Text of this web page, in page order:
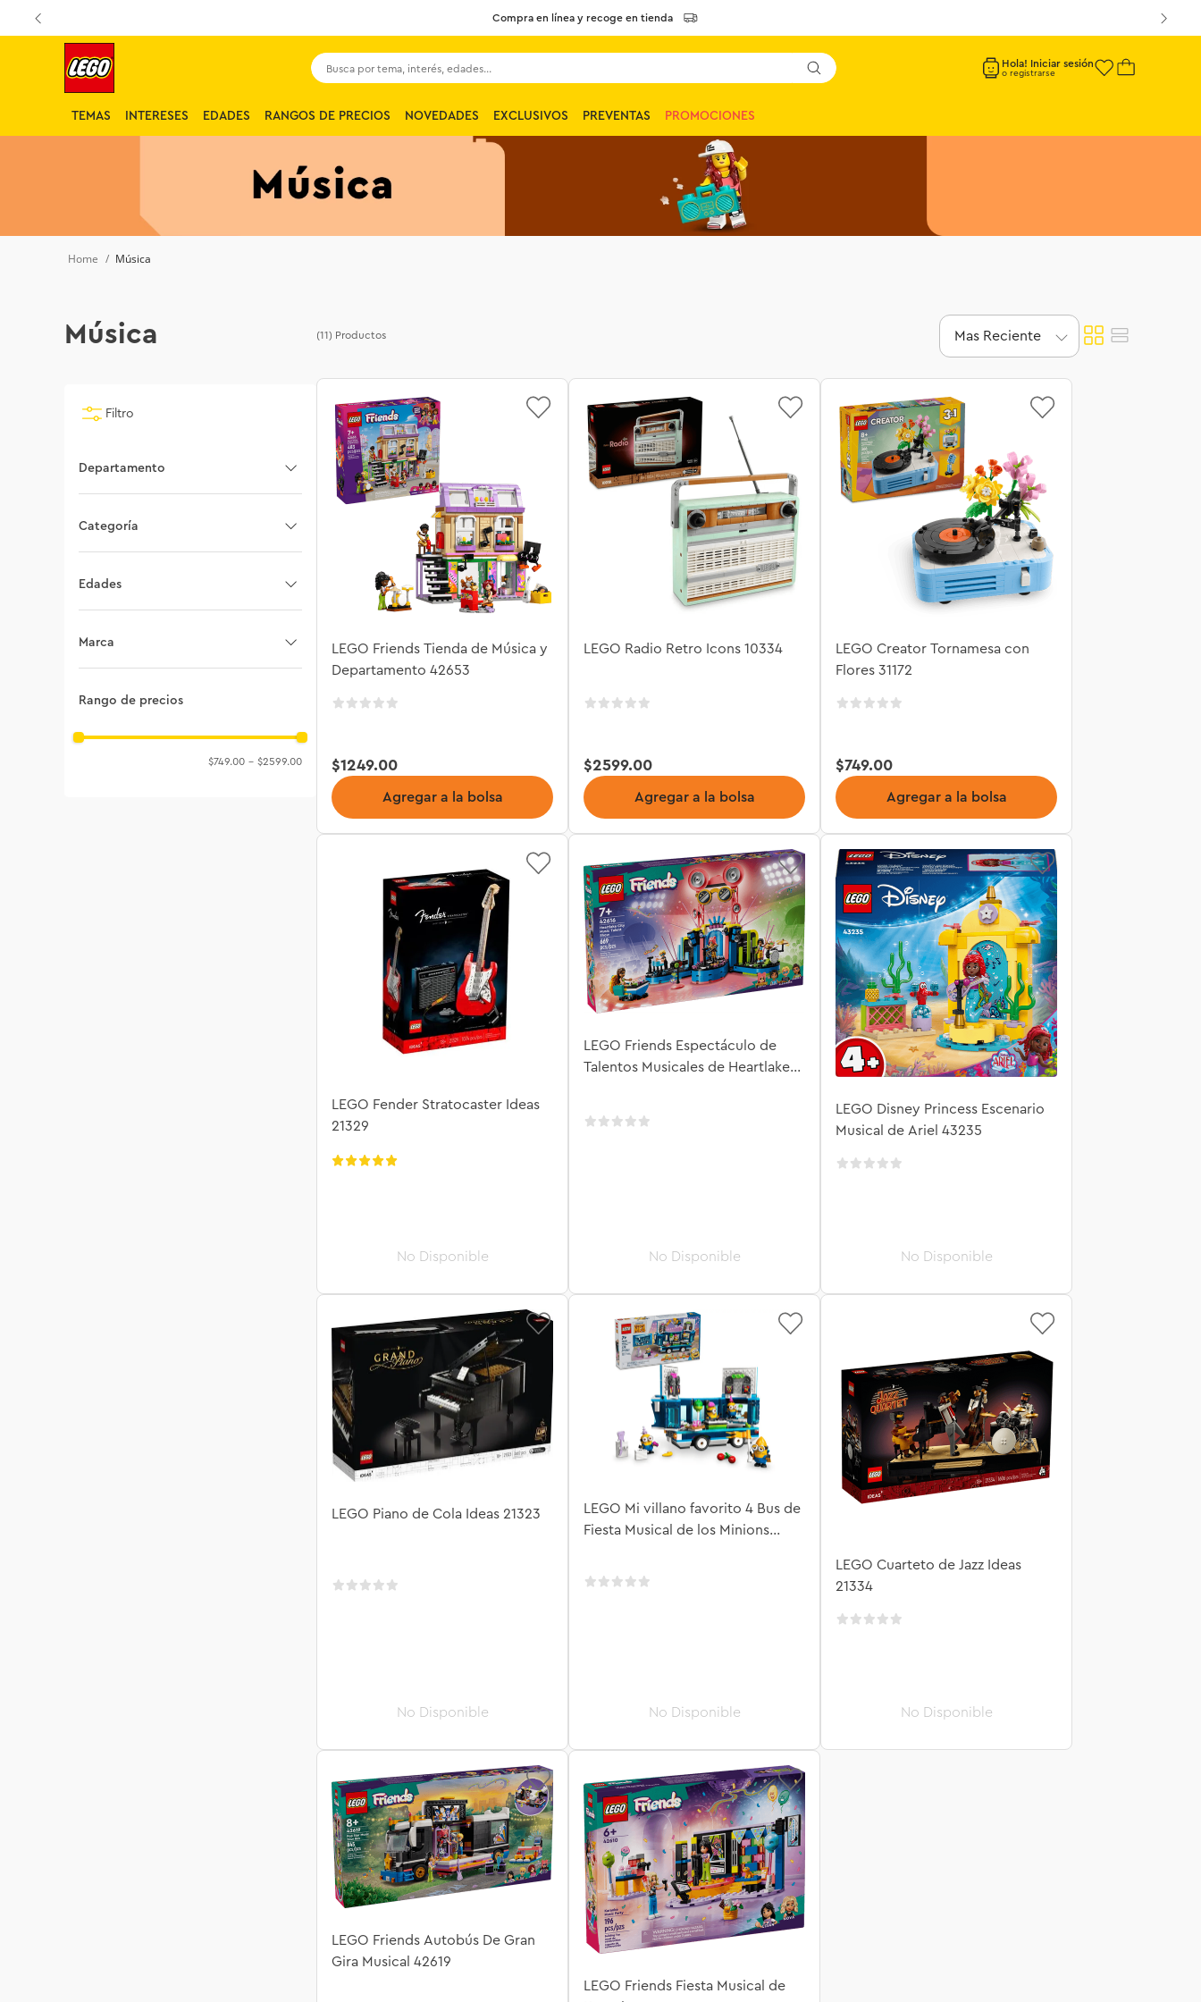
Compra en línea y recoge en tienda
Busca por tema, interés, edades... Hola! Iniciar sesión
TEMAS INTERESES EDADES RANGOS DE PRECIOS NOVEDADES EXCLUSIVOS PREVENTAS PROMOCIONES
Música
Música
Filtro
Departamento
Ideas
Categoría
Edades
7+
Marca
Rango de precios
$749.00 – $2599.00
(11) Productos Mas Reciente
LEGO Friends Tienda de Música y
Departamento 42653
$1249.00
Agregar a la bolsa
LEGO Radio Retro Icons 10334
$2599.00
Agregar a la bolsa
LEGO Creator Tornamesa con
Flores 31172
$749.00
Agregar a la bolsa
LEGO Fender Stratocaster Ideas
21329
LEGO Friends Espectáculo de
Talentos Musicales de Heartlake
LEGO Disney Princess Escenario
Musical de Ariel 43235
LEGO Piano de Cola Ideas 21323
LEGO Mi villano favorito 4 Bus de
Fiesta Musical de los Minions
LEGO Cuarteto de Jazz Ideas
21334
LEGO Friends Autobús De Gran
Gira Musical 42619
LEGO Friends Fiesta Musical de